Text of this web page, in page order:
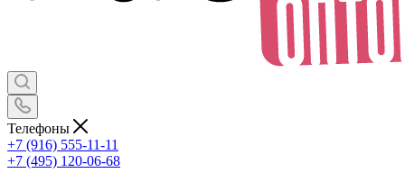
Телефоны
+7 (916) 555-11-11
+7 (495) 120-06-68